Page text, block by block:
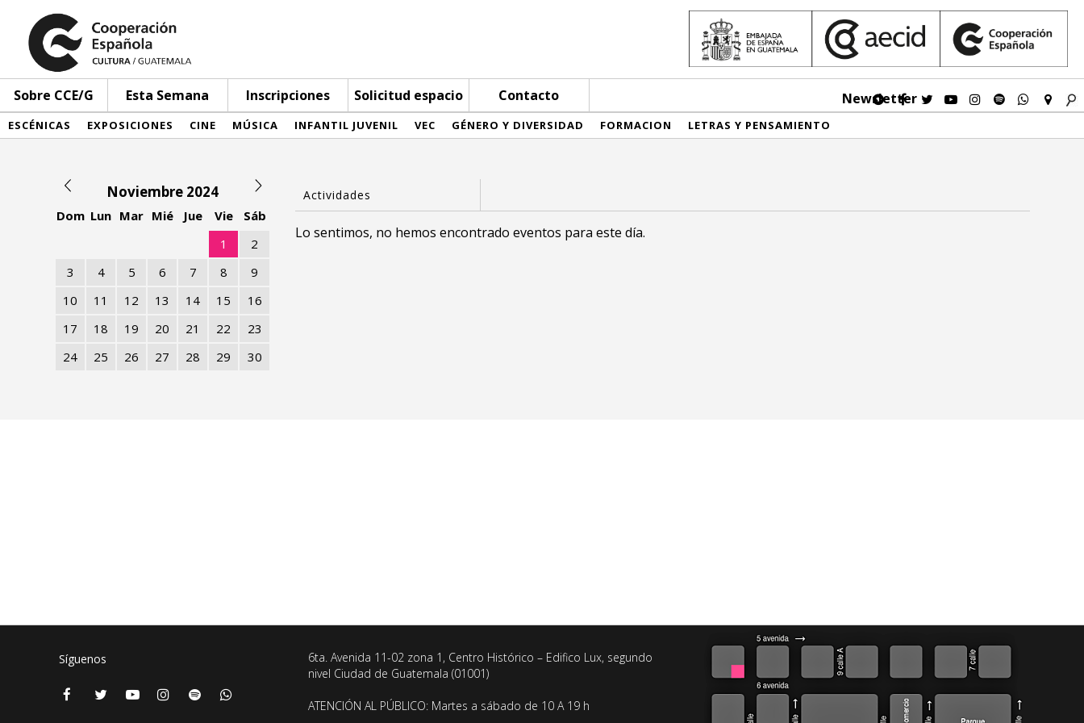
Sobre CCE/G Esta Semana Inscripciones Solicitud espacio Contacto Newsletter
ESCÉNICAS EXPOSICIONES CINE MÚSICA INFANTIL JUVENIL VEC GÉNERO Y DIVERSIDAD FORMACION LETRAS Y PENSAMIENTO
Noviembre 2024
Dom Lun Mar Mié Jue Vie
Sáb
1
2
3
4 5 6 7 8
9
10
11 12 13 14 15
16
17
18 19 20 21 22
23
24
25 26 27 28 29 30
Lo sentimos, no hemos encontrado eventos para este día.
Síguenos
6ta. Avenida 11-02 zona 1, Centro Histórico – Edifico Lux, segundo
nivel Ciudad de Guatemala (01001)
ATENCIÓN AL PÚBLICO: Martes a sábado de 10 A 19 h